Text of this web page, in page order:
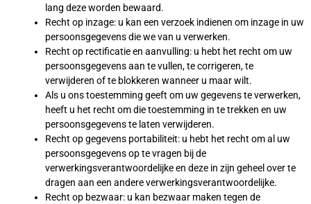
lang deze worden bewaard.
Recht op inzage: u kan een verzoek indienen om inzage in uw
persoonsgegevens die we van u verwerken.
Recht op rectificatie en aanvulling: u hebt het recht om uw
persoonsgegevens aan te vullen, te corrigeren, te
verwijderen of te blokkeren wanneer u maar wilt.
Als u ons toestemming geeft om uw gegevens te verwerken,
heeft u het recht om die toestemming in te trekken en uw
persoonsgegevens te laten verwijderen.
Recht op gegevens portabiliteit: u hebt het recht om al uw
persoonsgegevens op te vragen bij de
verwerkingsverantwoordelijke en deze in zijn geheel over te
dragen aan een andere verwerkingsverantwoordelijke.
Recht op bezwaar: u kan bezwaar maken tegen de